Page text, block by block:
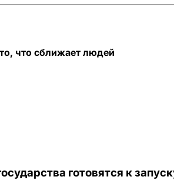
что сближает людей
готовятся к